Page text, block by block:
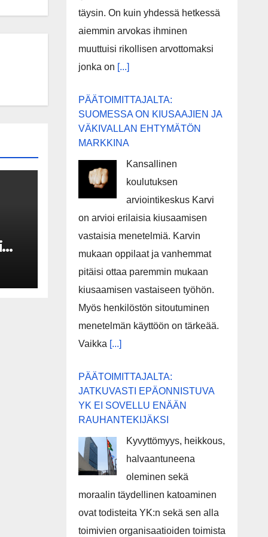
täysin. On kuin yhdessä hetkessä
aiemmin arvokas ihminen
muuttuisi rikollisen arvottomaksi
jonka on [...]
PÄÄTOIMITTAJALTA:
SUOMESSA ON KIUSAAJIEN JA
VÄKIVALLAN EHTYMÄTÖN
MARKKINA
Kansallinen
koulutuksen
arviointikeskus Karvi
on arvioi erilaisia kiusaamisen
vastaisia menetelmiä. Karvin
mukaan oppilaat ja vanhemmat
pitäisi ottaa paremmin mukaan
kiusaamisen vastaiseen työhön.
Myös henkilöstön sitoutuminen
menetelmän käyttöön on tärkeää.
Vaikka [...]
PÄÄTOIMITTAJALTA:
JATKUVASTI EPÄONNISTUVA
YK EI SOVELLU ENÄÄN
RAUHANTEKIJÄKSI
Kyvyttömyys, heikkous,
halvaantuneena
oleminen sekä
moraalin täydellinen katoaminen
ovat todisteita YK:n sekä sen alla
toimivien organisaatioiden toimista